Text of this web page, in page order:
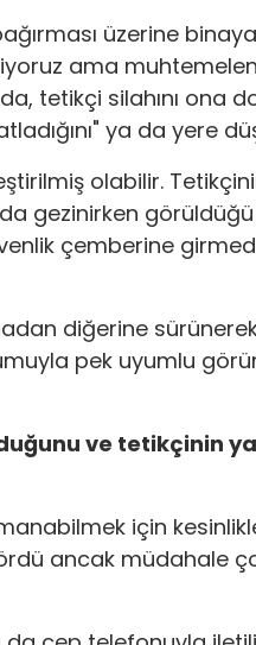
üzerine
ama
tetikçi silahını
ya da yere
olabilir.
gezinirken
çemberine
diğerine
pek uyumlu
ve tetikçinin
için
ancak müdahale